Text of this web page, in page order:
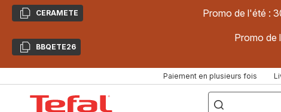
CopierCERAMETE Promo de l'été :
CopierBBQETE26
Promo de
Paiement en plusieurs fois
["Poêles
inox,
Cake
Factory,